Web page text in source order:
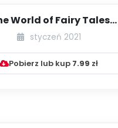
World of Fairy Tales…
styczeń 2021
Pobierz lub kup 7.99 zł